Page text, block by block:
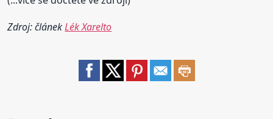
Zdroj: článekLék Xarelto